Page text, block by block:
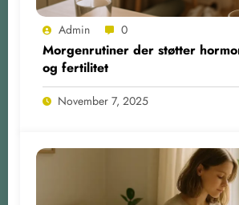
Admin 0
Morgenrutiner der støtter
og fertilitet
November 7, 2025